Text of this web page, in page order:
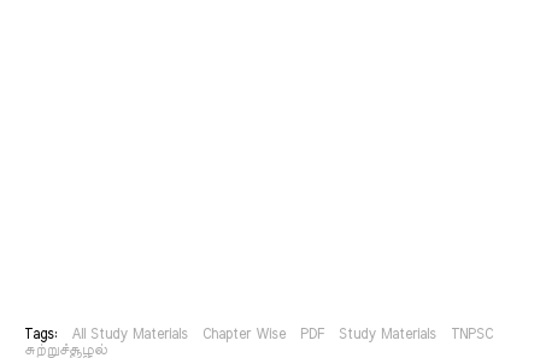
Tags: All Study Materials Chapter Wise PDF Study Materials
TNPSC
சுற்றுச்சூழல்